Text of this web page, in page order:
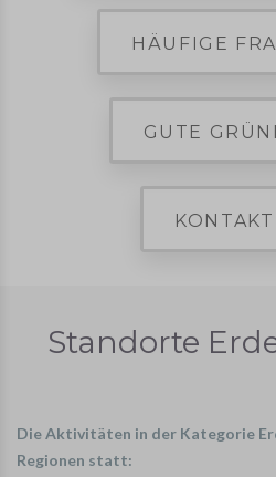
HÄUFIGE
GUTE
KONTAKT
Standorte
Die Aktivitäten in der Kategorie
Regionen statt: